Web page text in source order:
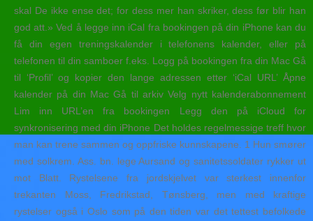
skal De ikke ense det; for dess mer han skriker, dess før blir han
god att.» Ved å legge inn iCal fra bookingen på din iPhone kan du
få din egen treningskalender i telefonens kalender, eller på
telefonen til din samboer f.eks. Logg på bookingen fra din Mac Gå
til ‘Profil’ og kopier den lange adressen etter ‘iCal URL’ Åpne
kalender på din Mac Gå til arkiv Velg nytt kalenderabonnement
Lim inn URL’en fra bookingen Legg den på iCloud for
synkronisering med din iPhone Det holdes regelmessige treff hvor
man kan trene sammen og oppfriske kunnskapene. 1 Hun smører
med solkrem. Ass. bn. lege Aursand og sanitetssoldater rykker ut
mot Blatt. Rystelsene fra jordskjelvet var sterkest innenfor
trekanten Moss, Fredrikstad, Tønsberg, men med kraftige
rystelser også i Oslo som på den tiden var det tettest befolkede